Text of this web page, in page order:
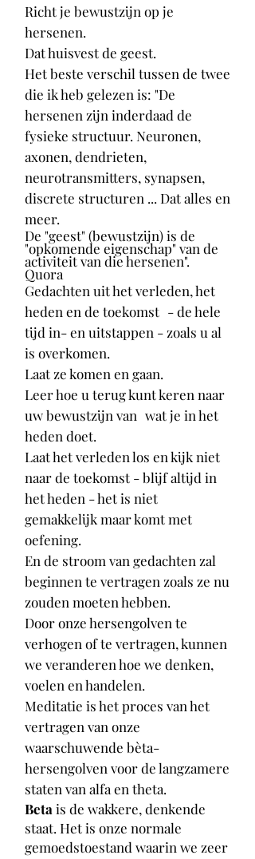
Richt je bewustzijn op je
hersenen.
Dat huisvest de geest.
Het beste verschil tussen de twee
die ik heb gelezen is: "De
hersenen zijn inderdaad de
fysieke structuur. Neuronen,
axonen, dendrieten,
neurotransmitters, synapsen,
discrete structuren ... Dat alles en
meer.
De "geest" (bewustzijn) is de
"opkomende eigenschap" van de
activiteit van die hersenen".
Quora
Gedachten uit het verleden, het
heden en de toekomst - de hele
tijd in- en uitstappen - zoals u al
is overkomen.
Laat ze komen en gaan.
Leer hoe u terug kunt keren naar
uw bewustzijn van wat je in het
heden doet.
Laat het verleden los en kijk niet
naar de toekomst - blijf altijd in
het heden - het is niet
gemakkelijk maar komt met
oefening.
En de stroom van gedachten zal
beginnen te vertragen zoals ze nu
zouden moeten hebben.
Door onze hersengolven te
verhogen of te vertragen, kunnen
we veranderen hoe we denken,
voelen en handelen.
Meditatie is het proces van het
vertragen van onze
waarschuwende bèta-
hersengolven voor de langzamere
staten van alfa en theta.
Beta is de wakkere, denkende
staat. Het is onze normale
gemoedstoestand waarin we zeer